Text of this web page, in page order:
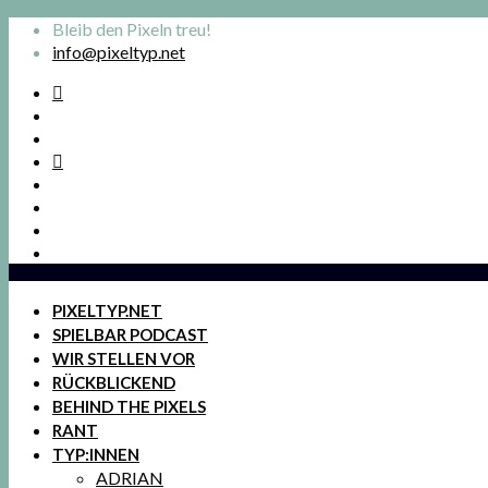
Bleib den Pixeln treu!
info@pixeltyp.net
PIXELTYP.NET
SPIELBAR PODCAST
WIR STELLEN VOR
RÜCKBLICKEND
BEHIND THE PIXELS
RANT
TYP:INNEN
ADRIAN